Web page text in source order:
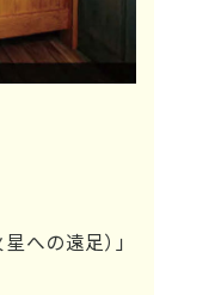
への遠足）」